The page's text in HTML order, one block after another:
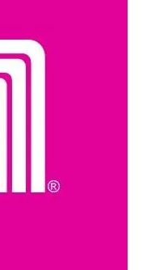
de reafirmar el
programas que
desarrollo de las